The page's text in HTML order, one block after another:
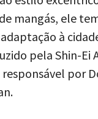
mangás, ele
à
pela Shin-Ei
por